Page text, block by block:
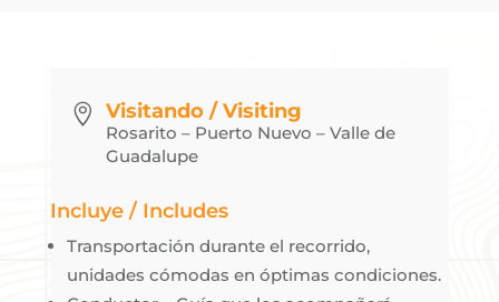
 Visitando / Visiting
Rosarito – Puerto Nuevo – Valle de
Guadalupe
Incluye / Includes
Transportación durante el recorrido,
unidades cómodas en óptimas condiciones.